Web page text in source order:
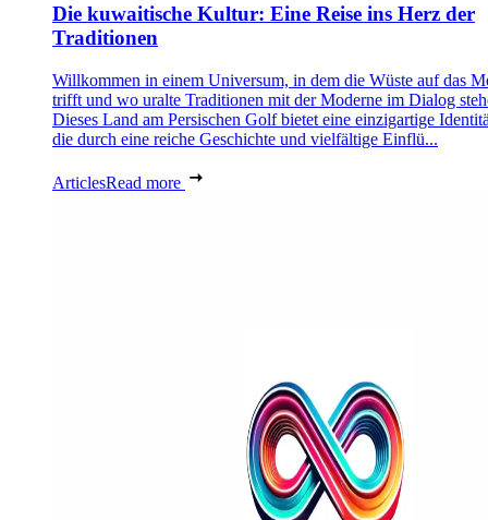
Die kuwaitische Kultur: Eine Reise ins Herz der
Traditionen
Willkommen in einem Universum, in dem die Wüste auf das
trifft und wo uralte Traditionen mit der Moderne im Dialog
Dieses Land am Persischen Golf bietet eine einzigartige
die durch eine reiche Geschichte und vielfältige Einflü...
ArticlesRead more